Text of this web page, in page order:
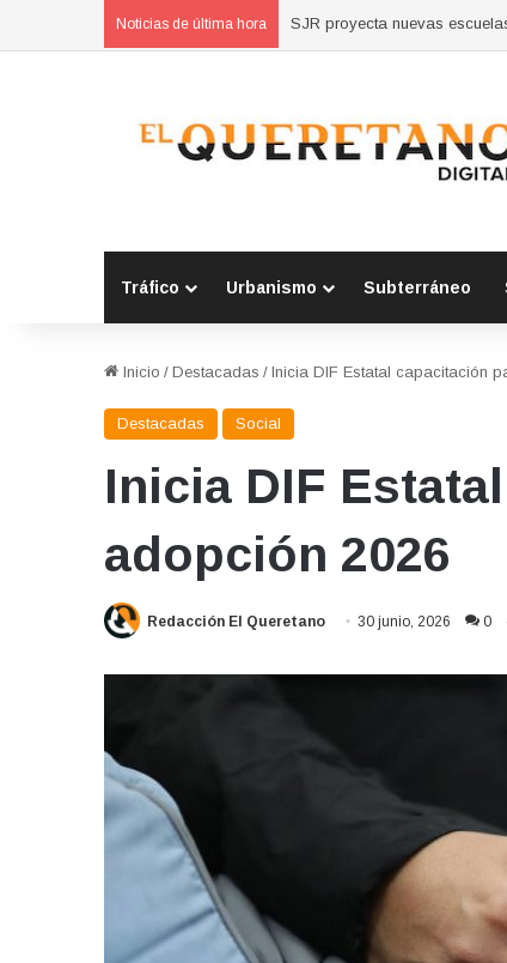
Noticias de última hora Concluyen cursos de
Tráfico Urbanismo Subterráneo
Inicio / Destacadas / Inicia DIF Estatal capacitación
Destacadas Social
Inicia DIF
adopción 2026
Redacción El Queretano 30 junio, 2026 0